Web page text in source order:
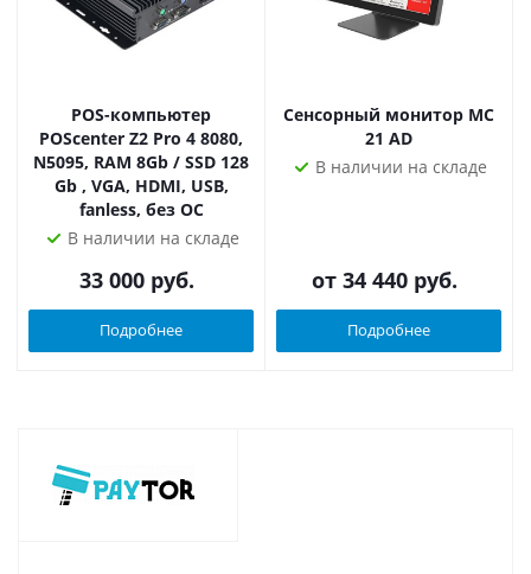
POS-компьютер
POScenter Z2 Pro 4 8080,
N5095, RAM 8Gb / SSD 128
Gb , VGA, HDMI, USB,
fanless, без ОС
В наличии на складе
33 000 руб.
Подробнее
Сенсорный монитор МС
21 AD
В наличии на складе
от 34 440 руб.
Подробнее